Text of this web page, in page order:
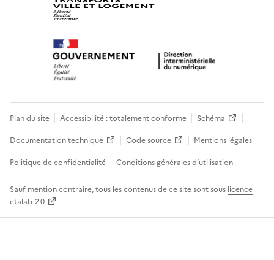
Plan du site Accessibilité : totalement conforme
Schéma
Documentation technique
Code source
Mentions légales
Politique de confidentialité
Conditions générales d’utilisation
Sauf mention contraire, tous les contenus de ce site sont sous licence
etalab-2.0